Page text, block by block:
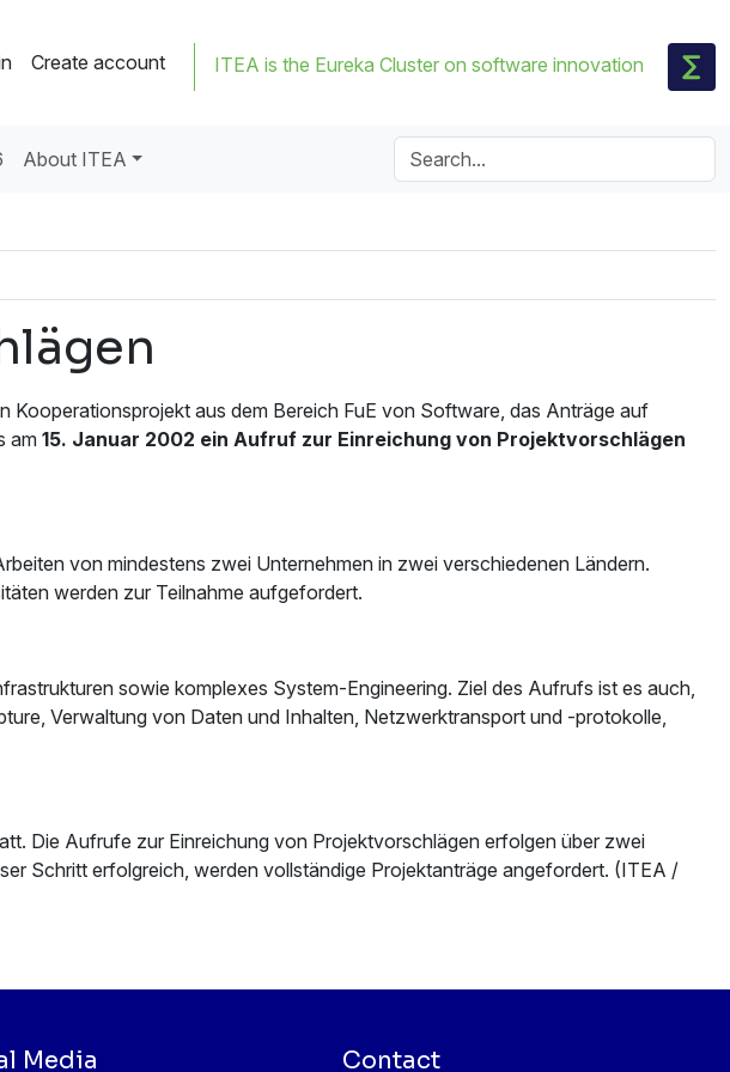
Create account ITEA is the Eureka Cluster on software innovation
About ITEA
aus dem Bereich FuE von Software, das Anträge auf
am15. Januar 2002 ein Aufruf zur Einreichung von Projektvorschlägen
von mindestens zwei Unternehmen in zwei verschiedenen Ländern.
werden zur Teilnahme aufgefordert.
sowie komplexes System-Engineering. Ziel des Aufrufs ist es auch,
Verwaltung von Daten und Inhalten, Netzwerktransport und -protokolle,
Die Aufrufe zur Einreichung von Projektvorschlägen erfolgen über zwei
Schritt erfolgreich, werden vollständige Projektanträge angefordert. (ITEA /
Media Contact